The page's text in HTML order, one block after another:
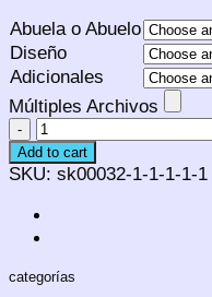
Abuela o Abuelo
Diseño
Adicionales
Múltiples Archivos
Abuela,
Abuelo
háblame
ti
quantity
Add to cart
SKU: sk00032-1-1-1-1-1
categorías